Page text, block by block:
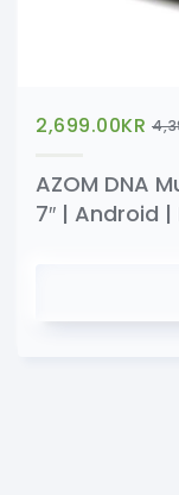
2,699.00KR
AZOM DNA
7″ | Android |